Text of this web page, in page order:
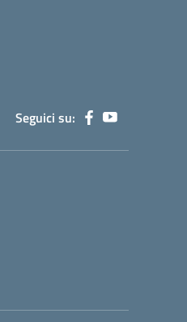
Seguici su: